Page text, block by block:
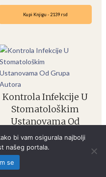
Kupi Knjigu - 2139 rsd
Kontrola Infekcije U
Stomatološkim
Ustanovama Od
Grupa Autora
Knjige O Zdravlju
bi vam osigurala najbolji
našeg portala.
se